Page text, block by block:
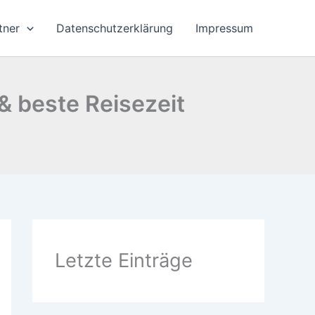
Datenschutzerklärung Impressum
beste Reisezeit
Letzte Einträge